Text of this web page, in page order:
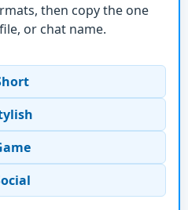
then copy the one
or chat name.